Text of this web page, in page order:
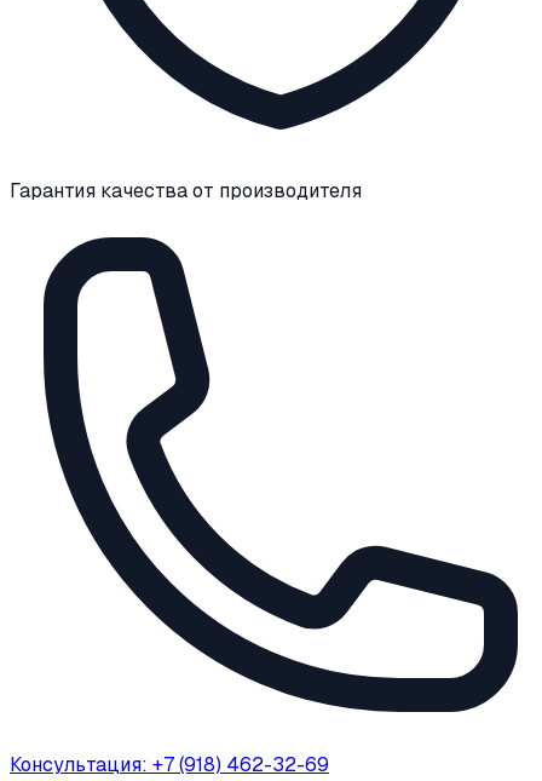
Гарантия качества от производителя
Консультация: +7 (918) 462-32-69